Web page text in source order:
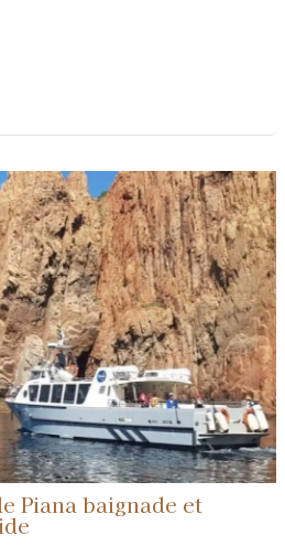
Piana baignade et